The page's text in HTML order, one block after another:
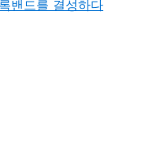
밴드를 결성하다